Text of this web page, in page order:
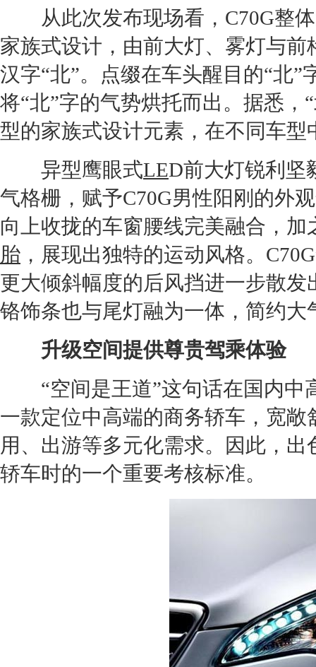
从此次发布现场看， C70G整
家族式设计，由前大灯、雾灯与
汉字“北”。点缀在车头醒目的“北
将“北”字的气势烘托而出。据悉，
型的家族式设计元素，在不同车型
异型鹰眼式LED前大灯锐利坚
气格栅，赋予C70G男性阳刚的外
向上收拢的车窗腰线完美融合，
胎 ，展现出独特的运动风格。 C70G
更大倾斜幅度的后风挡进一步散
铬饰条也与尾灯融为一体，简约
升级空间提供尊贵驾乘体验
“空间是王道”这句话在国内中
一款定位中高端的商务轿车，宽
用、出游等多元化需求。因此，
轿车时的一个重要考核标准。